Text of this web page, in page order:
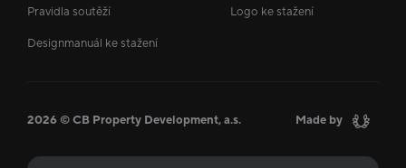
Pravidla soutěží Logo ke stažení
Designmanuál ke stažení
2026 © CB Property Development, a.s. Made by